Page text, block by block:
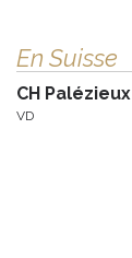
En Suisse
CH Palézieux
VD